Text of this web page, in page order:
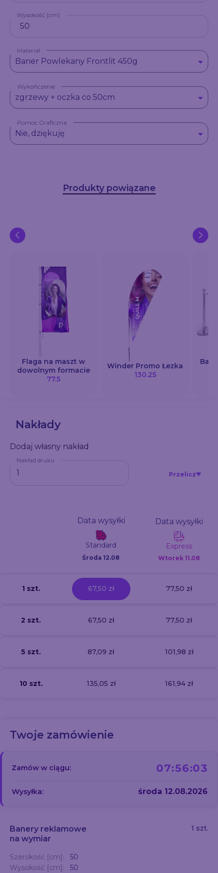
Wysokość [cm]
Materiał
Baner Powlekany Frontlit 450g
Wykończenie
zgrzewy + oczka co 50cm
Pomoc Graficzna
Nie, dziękuję
Produkty powiązane
Flaga na maszt w
dowolnym formacie
77.5
Winder Promo Łezka
130.25
Nakłady
Dodaj własny nakład
Nakład druku
Przelicz
Data wysyłki
Standard
Środa 12.08
Data wysyłki
Express
Wtorek 11.08
1 szt. 67,50 zł 77,50 zł
2 szt. 67,50 zł 77,50 zł
5 szt. 87,09 zł 101,98 zł
10 szt. 135,05 zł 161,94 zł
Twoje zamówienie
Zamów w ciągu: 07:56:02
Wysyłka: środa 12.08.2026
Banery reklamowe
na wymiar
1 szt.
Szerokość [cm]:
50
Wysokość [cm]:
50